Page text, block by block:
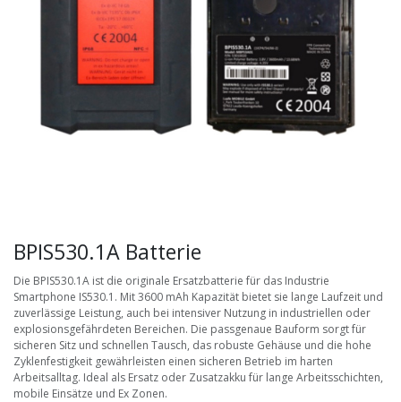
BPIS530.1A Batterie
Die BPIS530.1A ist die originale Ersatzbatterie für das Industrie
Smartphone IS530.1. Mit 3600 mAh Kapazität bietet sie lange Laufzeit und
zuverlässige Leistung, auch bei intensiver Nutzung in industriellen oder
explosionsgefährdeten Bereichen. Die passgenaue Bauform sorgt für
sicheren Sitz und schnellen Tausch, das robuste Gehäuse und die hohe
Zyklenfestigkeit gewährleisten einen sicheren Betrieb im harten
Arbeitsalltag. Ideal als Ersatz oder Zusatzakku für lange Arbeitsschichten,
mobile Einsätze und Ex Zonen.